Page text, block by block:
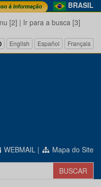
BRASIL
[2] | Ir para a busca [3]
English Español Français
WEBMAIL | Mapa do Site